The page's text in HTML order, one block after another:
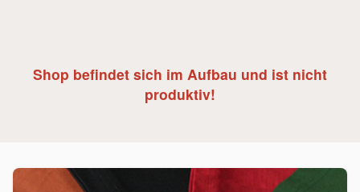
Shop befindet sich im Aufbau und ist nicht
produktiv!